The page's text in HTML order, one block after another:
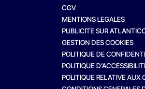
CGV
MENTIONS LEGALES
PUBLICITE SUR
GESTION DES COOKIES
POLITIQUE DE
POLITIQUE
POLITIQUE RELATIVE AUX